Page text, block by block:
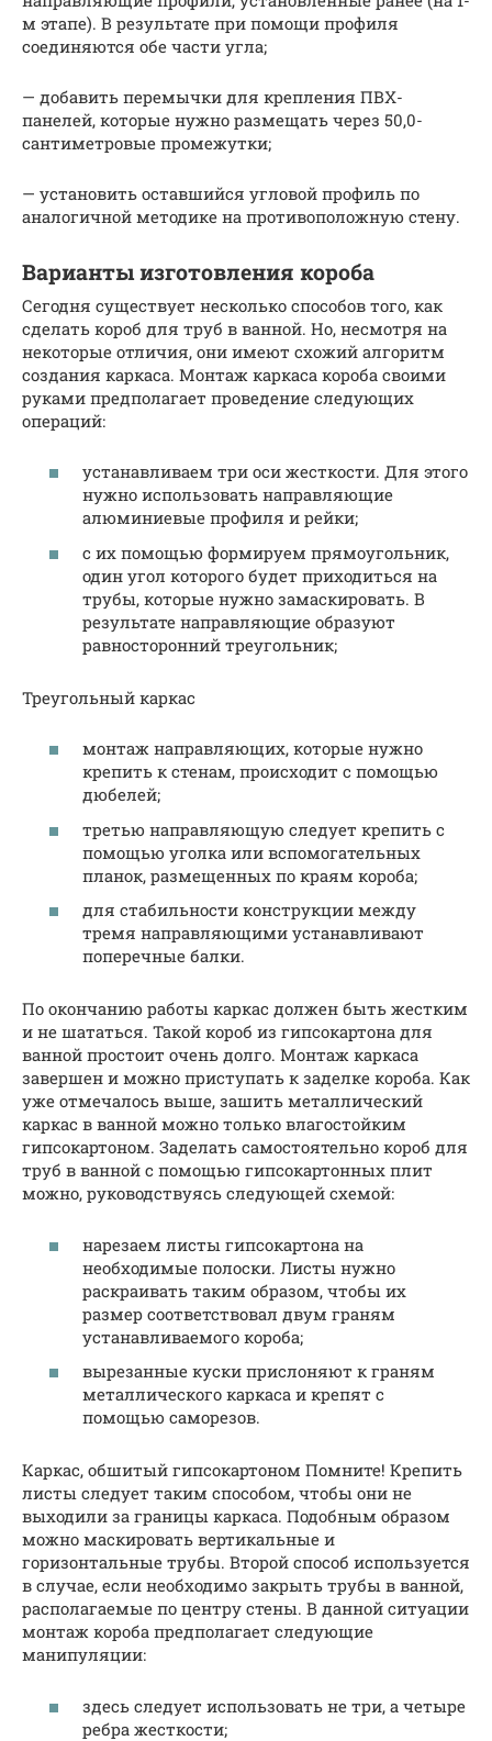
м этапе). В результате при помощи профиля
соединяются обе части угла;
— добавить перемычки для крепления ПВХ-
панелей, которые нужно размещать через 50,0-
сантиметровые промежутки;
— установить оставшийся угловой профиль по
аналогичной методике на противоположную стену.
Варианты изготовления короба
Сегодня существует несколько способов того, как
сделать короб для труб в ванной. Но, несмотря на
некоторые отличия, они имеют схожий алгоритм
создания каркаса. Монтаж каркаса короба своими
руками предполагает проведение следующих
операций:
устанавливаем три оси жесткости. Для этого
нужно использовать направляющие
алюминиевые профиля и рейки;
с их помощью формируем прямоугольник,
один угол которого будет приходиться на
трубы, которые нужно замаскировать. В
результате направляющие образуют
равносторонний треугольник;
Треугольный каркас
монтаж направляющих, которые нужно
крепить к стенам, происходит с помощью
дюбелей;
третью направляющую следует крепить с
помощью уголка или вспомогательных
планок, размещенных по краям короба;
для стабильности конструкции между
тремя направляющими устанавливают
поперечные балки.
По окончанию работы каркас должен быть жестким
и не шататься. Такой короб из гипсокартона для
ванной простоит очень долго. Монтаж каркаса
завершен и можно приступать к заделке короба. Как
уже отмечалось выше, зашить металлический
каркас в ванной можно только влагостойким
гипсокартоном. Заделать самостоятельно короб для
труб в ванной с помощью гипсокартонных плит
можно, руководствуясь следующей схемой:
нарезаем листы гипсокартона на
необходимые полоски. Листы нужно
раскраивать таким образом, чтобы их
размер соответствовал двум граням
устанавливаемого короба;
вырезанные куски прислоняют к граням
металлического каркаса и крепят с
помощью саморезов.
Каркас, обшитый гипсокартоном Помните! Крепить
листы следует таким способом, чтобы они не
выходили за границы каркаса. Подобным образом
можно маскировать вертикальные и
горизонтальные трубы. Второй способ используется
в случае, если необходимо закрыть трубы в ванной,
располагаемые по центру стены. В данной ситуации
монтаж короба предполагает следующие
манипуляции:
здесь следует использовать не три, а четыре
ребра жесткости;